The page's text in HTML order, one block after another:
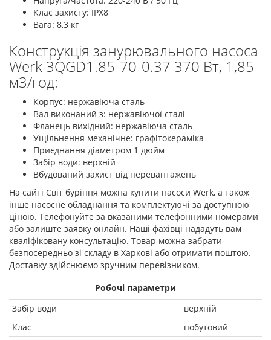
Клас захисту: ІРХ8
Вага: 8,3 кг
Конструкція занурювального насоса
Werk 3QGD1.85-70-0.37 370 Вт, 1,85
м3/год:
Корпус: нержавіюча сталь
Вал виконаний з: нержавіючої сталі
Фланець вихідний: нержавіюча сталь
Ущільнення механічне: графітокераміка
Приєднання діаметром 1 дюйм
Забір води: верхній
Вбудований захист від перевантажень
На сайті Світ буріння можна купити насоси Werk, а також
інше насосне обладнання та комплектуючі за доступною
ціною. Телефонуйте за вказаними телефонними номерами
або залиште заявку онлайн. Наші фахівці нададуть вам
кваліфіковану консультацію. Товар можна забрати
безпосередньо зі складу в Харкові або отримати поштою.
Доставку здійснюємо зручним перевізником.
Робочі параметри
Забір води
верхній
Клас
побутовий